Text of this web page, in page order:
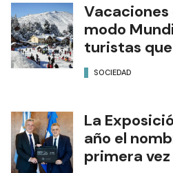
modo
turistas
SOCIEDAD
La
año el
primera